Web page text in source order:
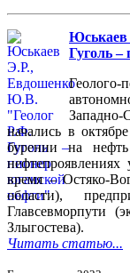
Гуголь –
начались в
бурении на
время – Остяко-
области),
Главсевморпути
Злыгостева).
Читать статью...